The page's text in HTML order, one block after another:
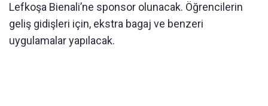
Lefkoşa Bienali’ne sponsor olunacak. Öğrencilerin
geliş gidişleri için, ekstra bagaj ve benzeri
uygulamalar yapılacak.